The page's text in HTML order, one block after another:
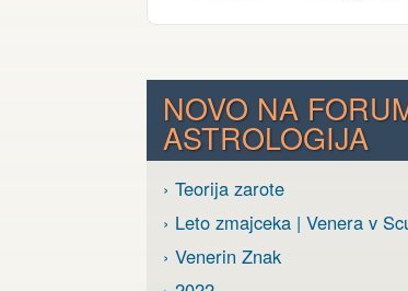
NOVO NA
ASTROLOGIJA
› Teorija zarote
› Leto zmajceka | Venera v
› Venerin Znak